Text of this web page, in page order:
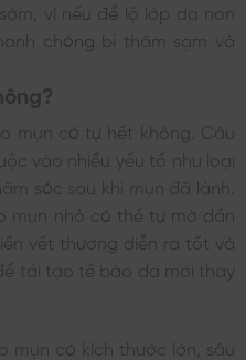
vì nếu để lộ lớp da non
chóng bị thâm sạm và
mụn có tự hết không. Câu
vào nhiều yếu tố như loại
sóc sau khi mụn đã lành.
mụn nhỏ có thể tự mờ dần
vết thương diễn ra tốt và
tái tạo tế bào da mới thay
mụn có kích thước lớn, sâu